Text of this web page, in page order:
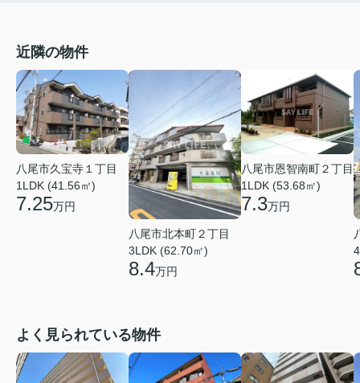
近隣の物件
八尾市久宝寺１丁目
1LDK (41.56㎡)
7.25万円
八尾市北本町２丁目
3LDK (62.70㎡)
8.4万円
八尾市恩智南町２丁目
1LDK (53.68㎡)
7.3万円
よく見られている物件